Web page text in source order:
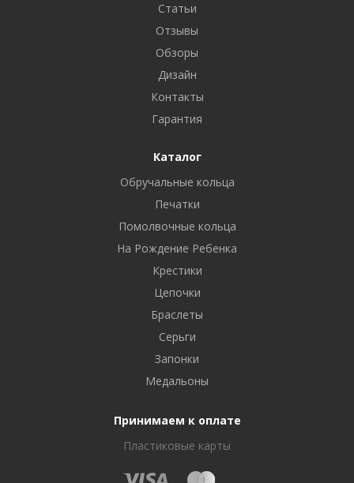
Статьи
Отзывы
Обзоры
Дизайн
Контакты
Гарантия
Каталог
Обручальные кольца
Печатки
Помолвочные кольца
На Рождение Ребенка
Крестики
Цепочки
Браслеты
Серьги
Запонки
Медальоны
Принимаем к оплате
Пластиковые карты